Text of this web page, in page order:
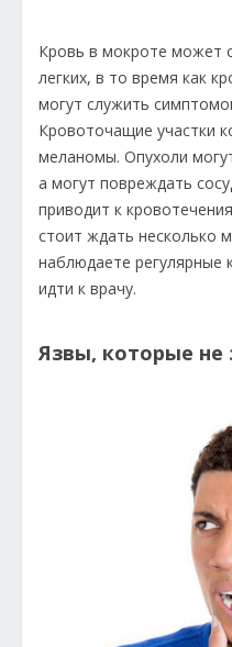
Кровь в мокроте может
легких, в то время как
могут служить
Кровоточащие участки
меланомы. Опухоли
а могут повреждать
приводит к
стоит ждать несколько
наблюдаете регулярные
идти к врачу.
Язвы, которые